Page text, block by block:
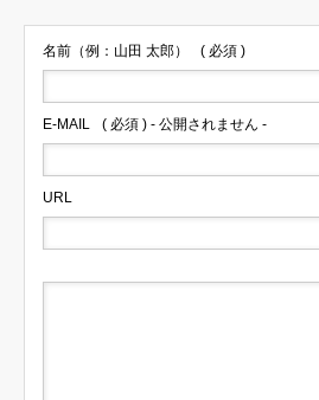
名前（例：山田 太郎） ( 必須 )
E-MAIL ( 必須 ) - 公開されません -
URL